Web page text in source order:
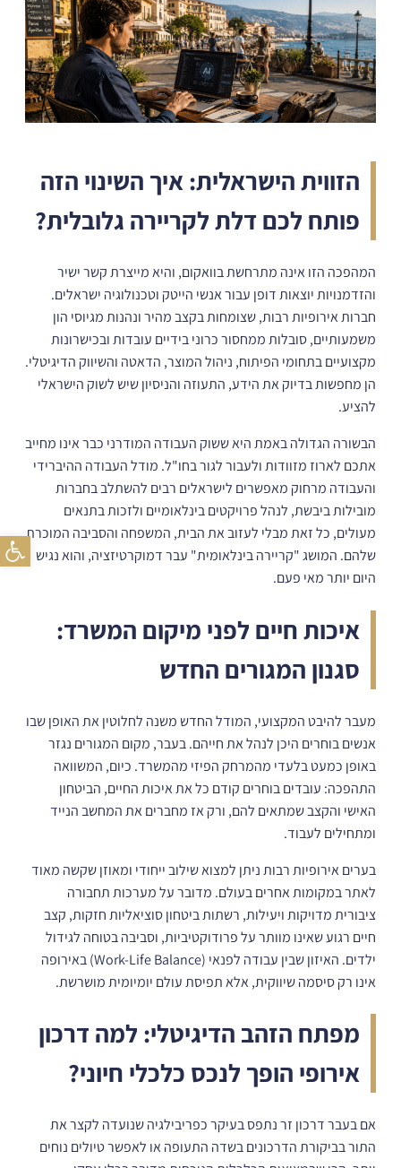
הזווית הישראלית: איך השינוי הזה
פותח לכם דלת לקריירה גלובלית?
המהפכה הזו אינה מתרחשת בוואקום, והיא מייצרת קשר ישיר
והזדמנויות יוצאות דופן עבור אנשי הייטק וטכנולוגיה ישראלים.
חברות אירופיות רבות, שצומחות בקצב מהיר ונהנות מגיוסי הון
משמעותיים, סובלות ממחסור כרוני בידיים עובדות ובכישרונות
מקצועיים בתחומי הפיתוח, ניהול המוצר, הדאטה והשיווק הדיגיטלי.
הן מחפשות בדיוק את הידע, התעוזה והניסיון שיש לשוק הישראלי
להציע.
הבשורה הגדולה באמת היא ששוק העבודה המודרני כבר אינו מחייב
אתכם לארוז מזוודות ולעבור לגור בחו"ל. מודל העבודה ההיברידי
והעבודה מרחוק מאפשרים לישראלים רבים להשתלב בחברות
מובילות ביבשת, לנהל פרויקטים בינלאומיים ולזכות בתנאים
מעולים, כל זאת מבלי לעזוב את הבית, המשפחה והסביבה המוכרת
שלהם. המושג "קריירה בינלאומית" עבר דמוקרטיזציה, והוא נגיש
היום יותר מאי פעם.
איכות חיים לפני מיקום המשרד:
סגנון המגורים החדש
מעבר להיבט המקצועי, המודל החדש משנה לחלוטין את האופן שבו
אנשים בוחרים היכן לנהל את חייהם. בעבר, מקום המגורים נגזר
באופן כמעט בלעדי מהמרחק הפיזי מהמשרד. כיום, המשוואה
התהפכה: עובדים בוחרים קודם כל את איכות החיים, הביטחון
האישי והקצב שמתאים להם, ורק אז מחברים את המחשב הנייד
ומתחילים לעבוד.
בערים אירופיות רבות ניתן למצוא שילוב ייחודי ומאוזן שקשה מאוד
לאתר במקומות אחרים בעולם. מדובר על מערכות תחבורה
ציבורית מדויקות ויעילות, רשתות ביטחון סוציאליות חזקות, קצב
חיים רגוע שאינו מוותר על פרודוקטיביות, וסביבה בטוחה לגידול
ילדים. האיזון שבין עבודה לפנאי (Work-Life Balance) באירופה
אינו רק סיסמה שיווקית, אלא תפיסת עולם יומיומית מושרשת.
מפתח הזהב הדיגיטלי: למה דרכון
אירופי הופך לנכס כלכלי חיוני?
אם בעבר דרכון זר נתפס בעיקר כפריבילגיה שנועדה לקצר את
התור בביקורת הדרכונים בשדה התעופה או לאפשר טיולים נוחים